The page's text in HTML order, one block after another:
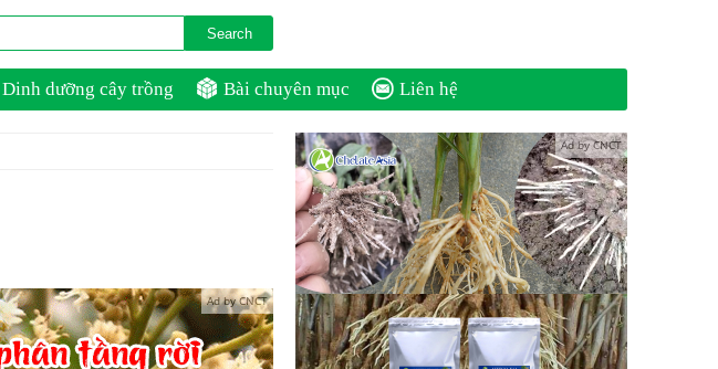
Dinh dưỡng cây trồng Bài chuyên mục Liên hệ
Ad by CNCT
Ad by CNCT